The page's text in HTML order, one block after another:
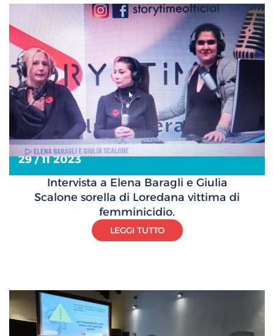
Intervista a Elena Baragli e Giulia
Scalone sorella di Loredana vittima di
femminicidio.
29 / 11 2023
LEGGI TUTTO